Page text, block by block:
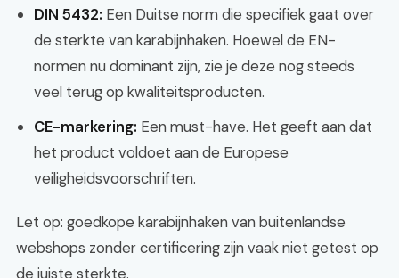
DIN 5432: Een Duitse norm die specifiek gaat over
de sterkte van karabijnhaken. Hoewel de EN-
normen nu dominant zijn, zie je deze nog steeds
veel terug op kwaliteitsproducten.
CE-markering: Een must-have. Het geeft aan dat
het product voldoet aan de Europese
veiligheidsvoorschriften.
Let op: goedkope karabijnhaken van buitenlandse
webshops zonder certificering zijn vaak niet getest op
de juiste sterkte.